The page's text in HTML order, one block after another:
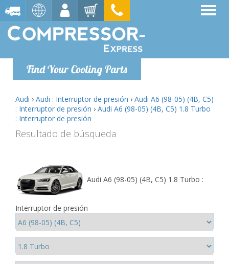
Find Your Cooling Parts
Audi › Audi : Interruptor de presión › Audi A6 (98-05) (4B, C5)
: Interruptor de presión › Audi A6 (98-05) (4B, C5) 1.8 Turbo
: Interruptor de presión
Resultado de búsqueda
Audi A6 (98-05) (4B, C5) 1.8 Turbo :
Interruptor de presión